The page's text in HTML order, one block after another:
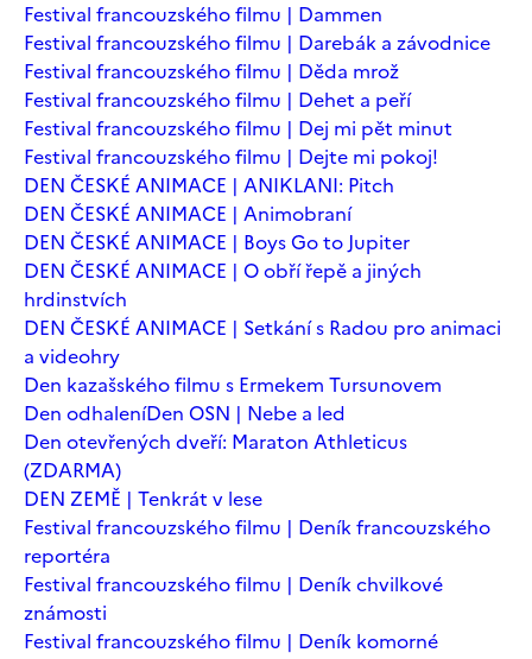
Festival francouzského filmu | Dammen
Festival francouzského filmu | Darebák a závodnice
Festival francouzského filmu | Děda mrož
Festival francouzského filmu | Dehet a peří
Festival francouzského filmu | Dej mi pět minut
Festival francouzského filmu | Dejte mi pokoj!
DEN ČESKÉ ANIMACE | ANIKLANI: Pitch
DEN ČESKÉ ANIMACE | Animobraní
DEN ČESKÉ ANIMACE | Boys Go to Jupiter
DEN ČESKÉ ANIMACE | O obří řepě a jiných
hrdinstvích
DEN ČESKÉ ANIMACE | Setkání s Radou pro animaci
a videohry
Den kazašského filmu s Ermekem Tursunovem
Den odhaleníDen OSN | Nebe a led
Den otevřených dveří: Maraton Athleticus
(ZDARMA)
DEN ZEMĚ | Tenkrát v lese
Festival francouzského filmu | Deník francouzského
reportéra
Festival francouzského filmu | Deník chvilkové
známosti
Festival francouzského filmu | Deník komorné